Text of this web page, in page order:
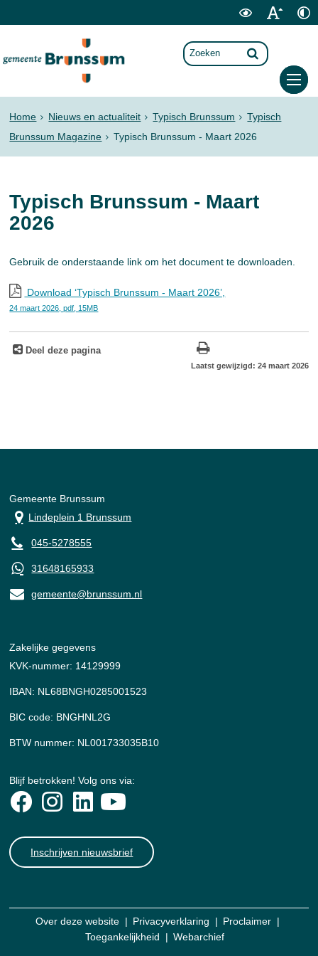
Home Nieuws en actualiteit Typisch Brunssum
Typisch
Brunssum Magazine
Typisch Brunssum - Maart 2026
Typisch Brunssum - Maart
2026
Gebruik de onderstaande link om het document te downloaden.
Download ‘Typisch Brunssum - Maart 2026’,
24 maart 2026,pdf , 15MB
Deel deze pagina
Laatst gewijzigd: 24 maart 2026
Gemeente Brunssum
Lindeplein 1 Brunssum
045-5278555
31648165933
gemeente@brunssum.nl
Zakelijke gegevens
KVK-nummer: 14129999
IBAN: NL68BNGH0285001523
BIC code: BNGHNL2G
BTW nummer: NL001733035B10
Blijf betrokken! Volg ons via:
Inschrijven nieuwsbrief
Over deze website Privacyverklaring
Proclaimer
Toegankelijkheid
Webarchief